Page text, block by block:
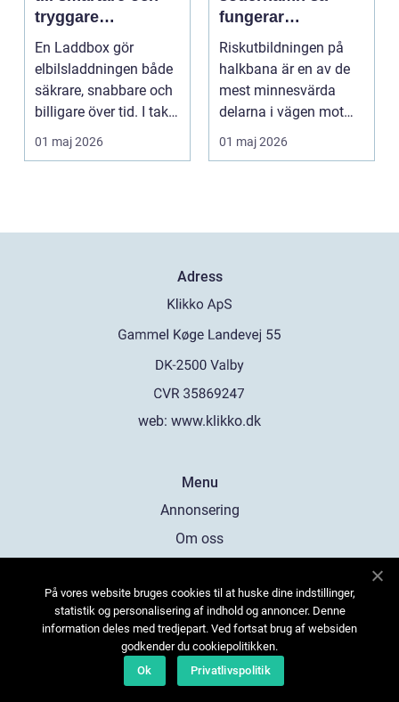
tryggare
elbilsladdning
hemma
En Laddbox gör
elbilsladdningen både
säkrare, snabbare och
billigare över tid. I takt
med att fler s...
01 maj 2026
fungerar
riskutbildningen
och därför spelar
den roll
Riskutbildningen på
halkbana är en av de
mest minnesvärda
delarna i vägen mot
körkort. Många
kommer ...
01 maj 2026
Adress
web: www.klikko.dk
Menu
Annonsering
Om oss
Kontakta oss
Sitemap
På vores website bruges cookies til at huske dine indstillinger,
statistik og personalisering af indhold og annoncer. Denne
information deles med tredjepart. Ved fortsat brug af websiden
godkender du cookiepolitikken.
Ok
Privatlivspolitik